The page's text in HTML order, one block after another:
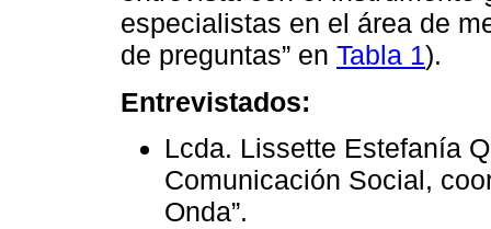
especialistas en el área de
de preguntas” en Tabla 1).
Entrevistados:
Lcda. Lissette Estefanía
Comunicación Social,
Onda”.